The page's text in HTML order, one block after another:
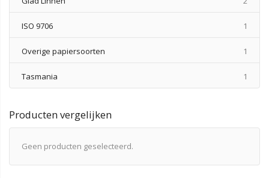
ISO 9706 1
Overige papiersoorten 1
Tasmania 1
Producten vergelijken
Geen producten geselecteerd.